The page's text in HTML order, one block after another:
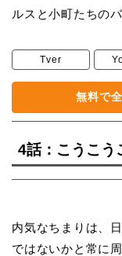
ルスと小町たちの
Tver
無料で
4話：こうこう
内気なちまりは、
ではないかと常に